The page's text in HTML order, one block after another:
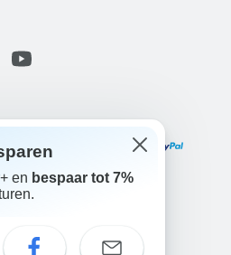
en bespaar tot 7%